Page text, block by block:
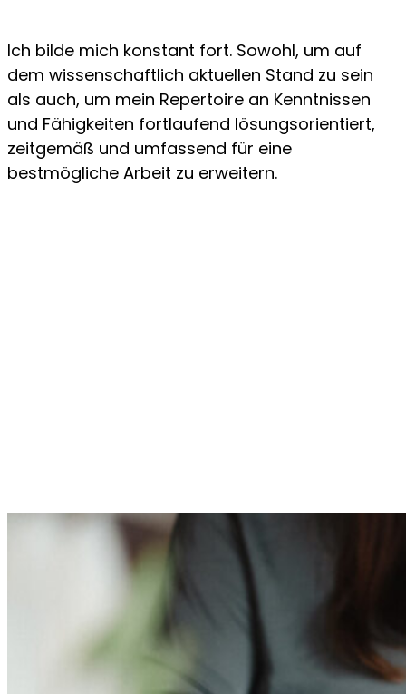
Ich bilde mich konstant fort. Sowohl, um auf
dem wissenschaftlich aktuellen Stand zu sein
als auch, um mein Repertoire an Kenntnissen
und Fähigkeiten fortlaufend lösungsorientiert,
zeitgemäß und umfassend für eine
bestmögliche Arbeit zu erweitern.